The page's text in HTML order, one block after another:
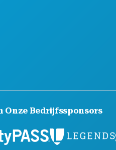
Onze Bedrijfssponsors